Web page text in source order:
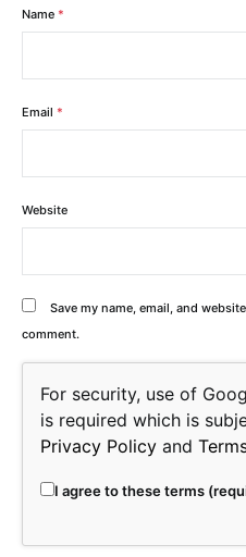
Name *
Email *
Website
Save my name, email, and
comment.
For security, use of
is required which is
Privacy Policy and
I agree to these terms